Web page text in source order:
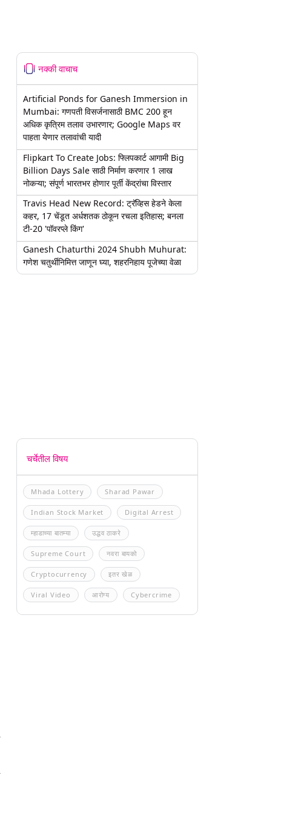
नक्की वाचाच
Artificial Ponds for Ganesh Immersion in
Mumbai: गणपती विसर्जनासाठी BMC 200 हून
अधिक कृत्रिम तलाव उभारणार; Google Maps वर
पाहता येणार तलावांची यादी
Flipkart To Create Jobs: फ्लिपकार्ट आगामी Big
Billion Days Sale साठी निर्माण करणार 1 लाख
नोकऱ्या; संपूर्ण भारतभर होणार पूर्ती केंद्रांचा विस्तार
Travis Head New Record: ट्रॅव्हिस हेडने केला
कहर, 17 चेंडूत अर्धशतक ठोकून रचला इतिहास; बनला
टी-20 'पॉवरप्ले किंग'
Ganesh Chaturthi 2024 Shubh Muhurat:
गणेश चतुर्थीनिमित्त जाणून घ्या, शहरनिहाय पूजेच्या वेळा
चर्चेतील विषय
Mhada Lottery Sharad Pawar
Indian Stock Market Digital Arrest
म्हाडाच्या बातम्या उद्धव ठाकरे
Supreme Court नवरा बायको
Cryptocurrency इतर खेळ
Viral Video आरोग्य Cybercrime